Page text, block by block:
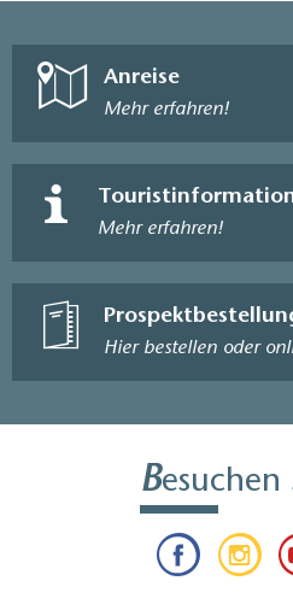
Anreise
Mehr erfahren!
Mehr erfahren!
Hier bestellen oder
Besuchen